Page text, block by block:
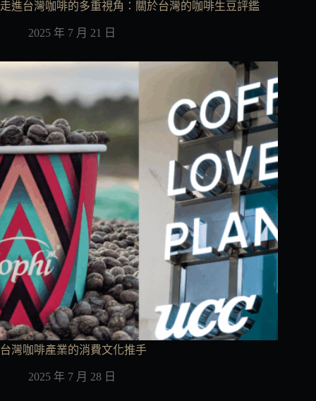
走進台灣咖啡的多重視角：關於台灣的咖啡生豆評鑑
2025 年 7 月 21 日
台灣咖啡產業的消費文化推手
2025 年 7 月 28 日